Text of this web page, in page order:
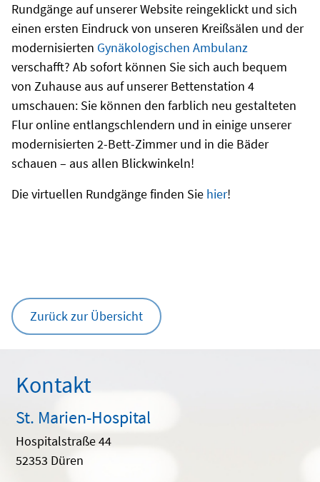
Rundgänge auf unserer Website reingeklickt und sich
einen ersten Eindruck von unseren Kreißsälen und der
modernisierten Gynäkologischen Ambulanz
verschafft? Ab sofort können Sie sich auch bequem
von Zuhause aus auf unserer Bettenstation 4
umschauen: Sie können den farblich neu gestalteten
Flur online entlangschlendern und in einige unserer
modernisierten 2-Bett-Zimmer und in die Bäder
schauen – aus allen Blickwinkeln!
Die virtuellen Rundgänge finden Sie hier!
Zurück zur Übersicht
Kontakt
St. Marien-Hospital
Hospitalstraße 44
52353 Düren